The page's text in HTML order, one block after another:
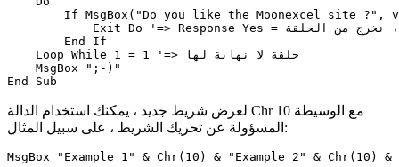
If MsgBox("Do you like the Moonexcel site ?",
            Exit Do '=> Response Yes = نعم ، نخرج من الحلقة
        End If
    Loop While 1 = 1 '=> حلقة لا نهاية لها
    MsgBox ";-)"
لعرض شريط جديد ، يمكنك استخدام الدالة Chr مع الوسيطة 10
المسؤولة عن تحريك الشريط ، على سبيل المثال: